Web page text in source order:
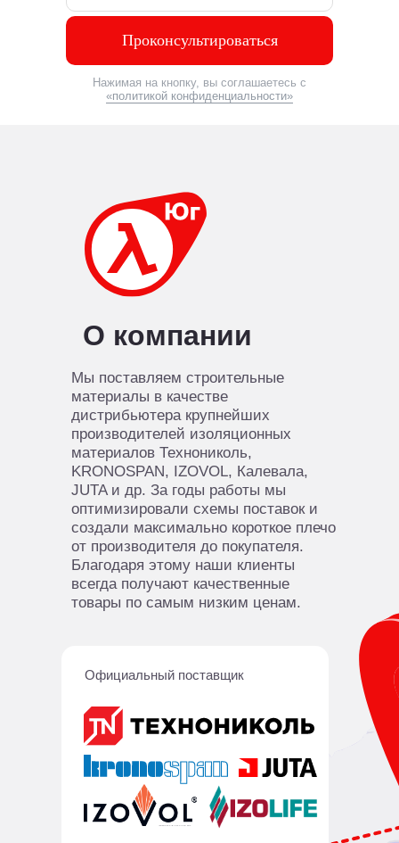
Проконсультироваться
Нажимая на кнопку, вы соглашаетесь с
«политикой конфиденциальности»
О компании
Официальный поставщик
Мы поставляем строительные
материалы в качестве
дистрибьютера крупнейших
производителей изоляционных
материалов Технониколь,
KRONOSPAN, IZOVOL, Калевала,
JUTA и др. За годы работы мы
оптимизировали схемы поставок и
создали максимально короткое плечо
от производителя до покупателя.
Благодаря этому наши клиенты
всегда получают качественные
товары по самым низким ценам.